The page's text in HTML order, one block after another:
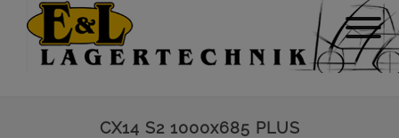
CX14 S2 1000x685 PLUS